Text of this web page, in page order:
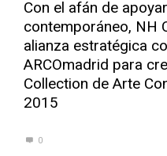
Con el afán de
contemporáneo, NH
alianza estratégica
ARCOmadrid para
Collection de Arte
2015
0